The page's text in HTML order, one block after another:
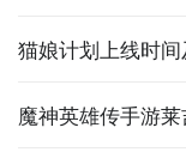
猫娘计划上线时
魔神英雄传手游